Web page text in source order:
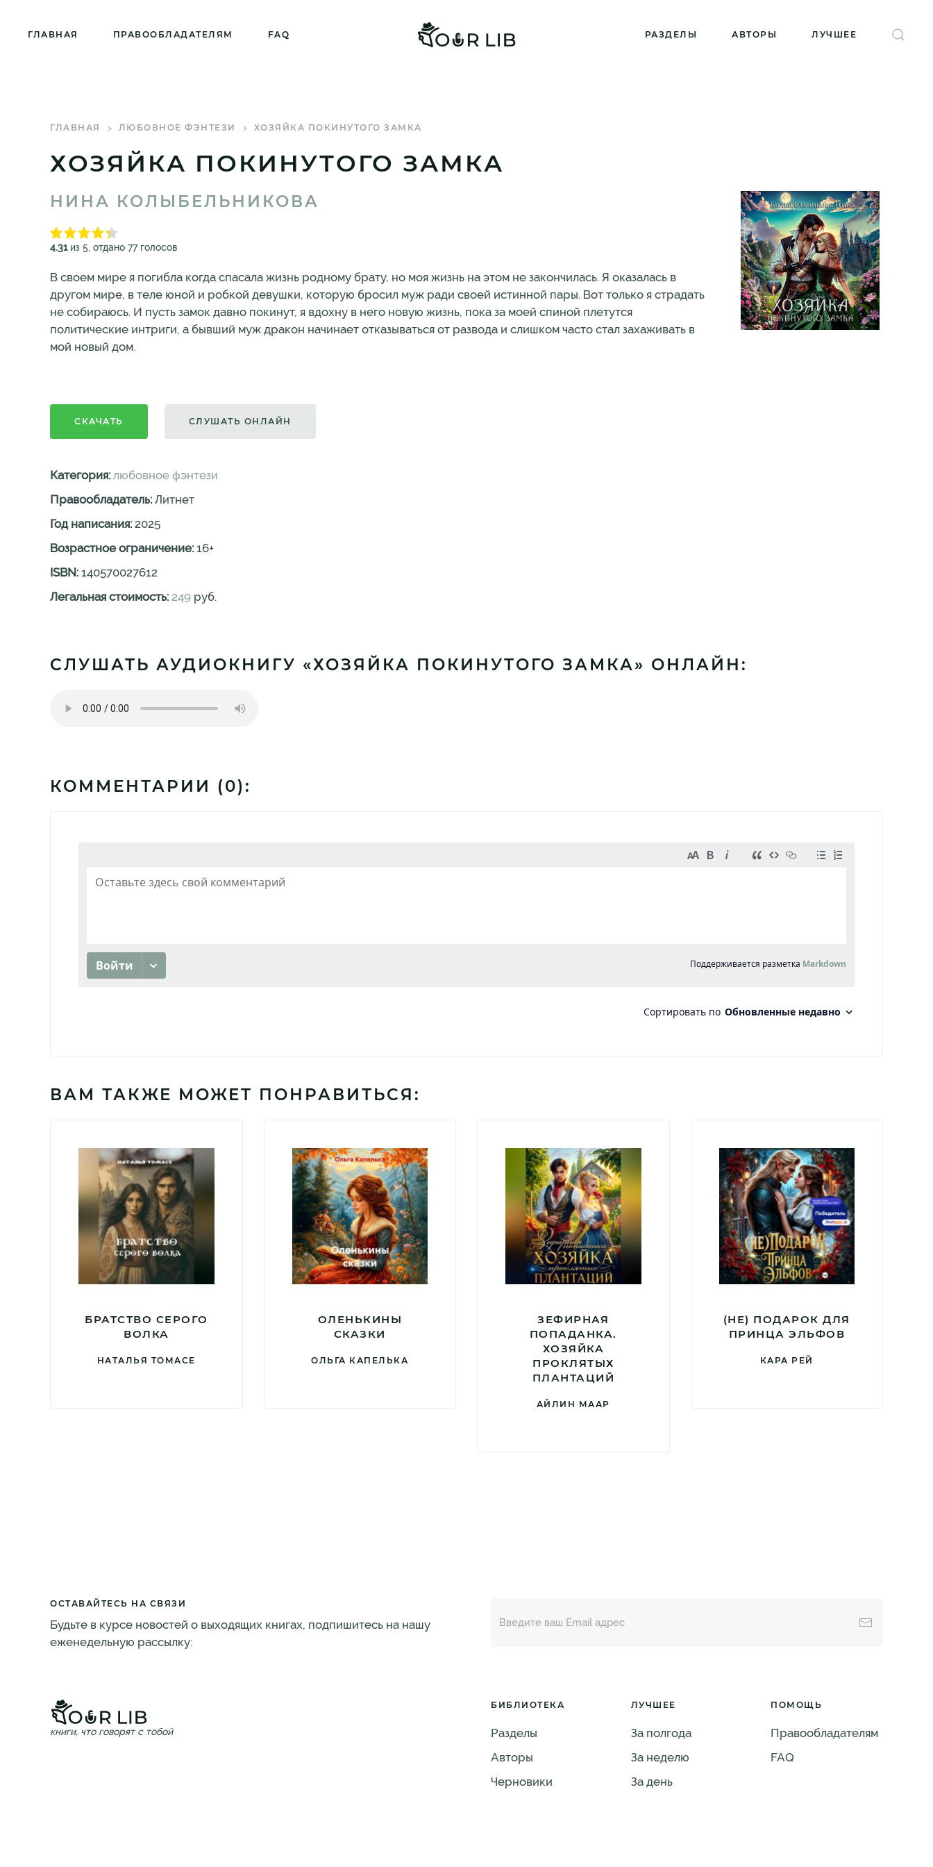
ГЛАВНАЯ ПРАВООБЛАДАТЕЛЯМ FAQ РАЗДЕЛЫ АВТОРЫ ЛУЧШЕЕ
ГЛАВНАЯ ЛЮБОВНОЕ ФЭНТЕЗИ ХОЗЯЙКА ПОКИНУТОГО ЗАМКА
ХОЗЯЙКА ПОКИНУТОГО ЗАМКА
НИНА КОЛЫБЕЛЬНИКОВА
4.31из 5, отдано 77 голосов
В своем мире я погибла когда спасала жизнь родному брату, но моя жизнь на этом не закончилась. Я оказалась в
другом мире, в теле юной и робкой девушки, которую бросил муж ради своей истинной пары. Вот только я страдать
не собираюсь. И пусть замок давно покинут, я вдохну в него новую жизнь, пока за моей спиной плетутся
политические интриги, а бывший муж дракон начинает отказываться от развода и слишком часто стал захаживать в
мой новый дом.
СКАЧАТЬ СЛУШАТЬ ОНЛАЙН
Категория: любовное фэнтези
Правообладатель: Литнет
Год написания: 2025
Возрастное ограничение: 16+
ISBN: 140570027612
Легальная стоимость: 249 руб.
СЛУШАТЬ АУДИОКНИГУ «ХОЗЯЙКА ПОКИНУТОГО ЗАМКА» ОНЛАЙН:
КОММЕНТАРИИ (0):
ВАМ ТАКЖЕ МОЖЕТ ПОНРАВИТЬСЯ:
БРАТСТВО СЕРОГО
ВОЛКА
НАТАЛЬЯ ТОМАСЕ
ОЛЕНЬКИНЫ
СКАЗКИ
ОЛЬГА КАПЕЛЬКА
ЗЕФИРНАЯ
ПОПАДАНКА.
ХОЗЯЙКА
ПРОКЛЯТЫХ
ПЛАНТАЦИЙ
АЙЛИН МААР
(НЕ) ПОДАРОК ДЛЯ
ПРИНЦА ЭЛЬФОВ
КАРА РЕЙ
ОСТАВАЙТЕСЬ НА СВЯЗИ
Будьте в курсе новостей о выходящих книгах, подпишитесь на нашу
еженедельную рассылку:
книги, что говорят с тобой
БИБЛИОТЕКА
Разделы
Авторы
Черновики
ЛУЧШЕЕ
За полгода
За неделю
За день
ПОМОЩЬ
Правообладателям
FAQ